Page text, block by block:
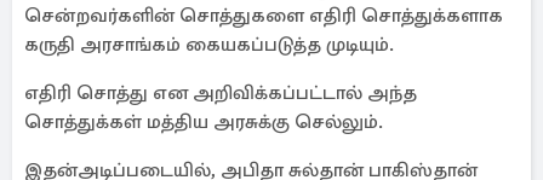
சென்றவர்களின் சொத்துகளை எதிரி சொத்துக்களாக
கருதி அரசாங்கம் கையகப்படுத்த முடியும்.
எதிரி சொத்து என அறிவிக்கப்பட்டால் அந்த
சொத்துக்கள் மத்திய அரசுக்கு செல்லும்.
இதன்அடிப்படையில், அபிதா சுல்தான் பாகிஸ்தான்